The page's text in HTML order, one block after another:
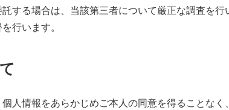
する場合は、当該第三者について厳正な調査を
行います。
人情報をあらかじめご本人の同意を得ることなく